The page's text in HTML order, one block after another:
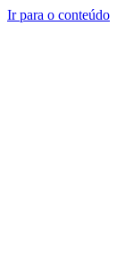
Ir para o conteúdo